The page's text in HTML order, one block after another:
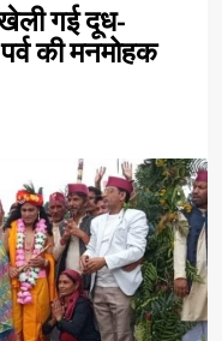
गई दूध-
की मनमोहक